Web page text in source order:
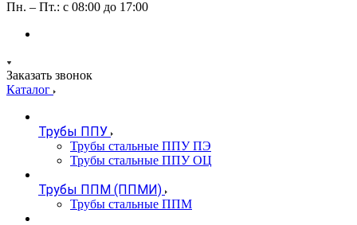
Пн. – Пт.: с 08:00 до 17:00
Заказать звонок
Каталог
Трубы ППУ
Трубы стальные ППУ ПЭ
Трубы стальные ППУ ОЦ
Трубы ППМ (ППМИ)
Трубы стальные ППМ